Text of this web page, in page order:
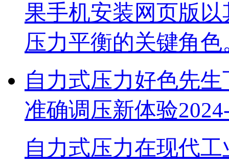
果手机安装网页版以
压力平衡的关键角色
自力式压力好色先生下
准确调压新体验
自力式压力在现代工